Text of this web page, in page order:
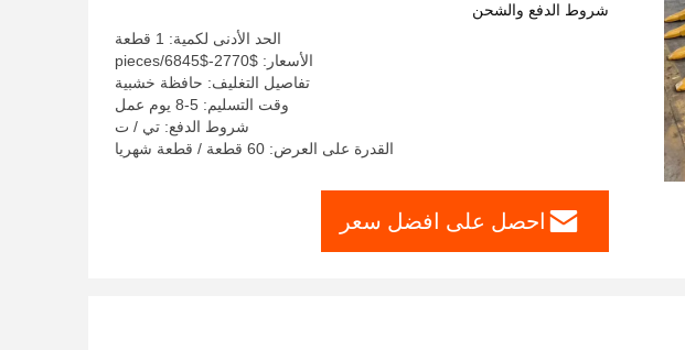
شروط الدفع والشحن
الحد الأدنى لكمية: 1 قطعة
الأسعار: $2770-$6845/pieces
تفاصيل التغليف: حافظة خشبية
وقت التسليم: 5-8 يوم عمل
شروط الدفع: تي / ت
القدرة على العرض: 60 قطعة / قطعة شهريا
احصل على افضل سعر